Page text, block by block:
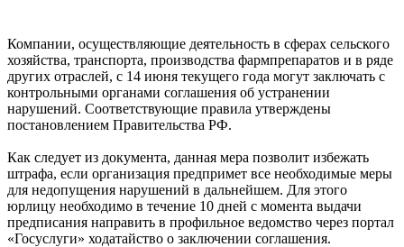
Компании, осуществляющие деятельность в сферах сельского
хозяйства, транспорта, производства фармпрепаратов и в ряде
других отраслей, с 14 июня текущего года могут заключать с
контрольными органами соглашения об устранении
нарушений. Соответствующие правила утверждены
постановлением Правительства РФ.
Как следует из документа, данная мера позволит избежать
штрафа, если организация предпримет все необходимые меры
для недопущения нарушений в дальнейшем. Для этого
юрлицу необходимо в течение 10 дней с момента выдачи
предписания направить в профильное ведомство через портал
«Госуслуги» ходатайство о заключении соглашения.